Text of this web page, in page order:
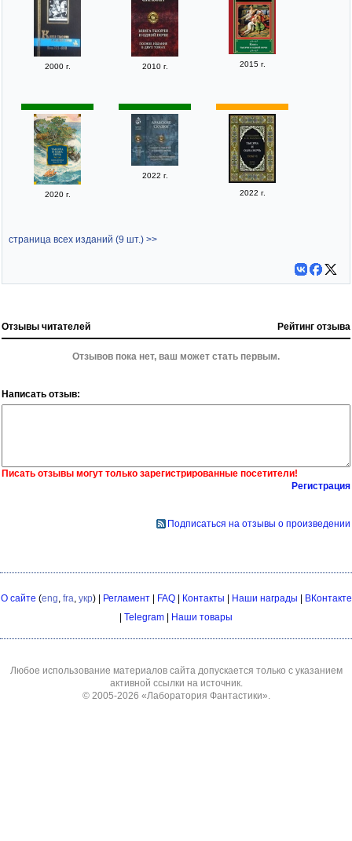
2000 г. 2010 г. 2015 г.
2020 г.
2022 г.
2022 г.
страница всех изданий (9 шт.) >>
Отзывы читателей Рейтинг отзыва
Отзывов пока нет, ваш может стать первым.
Написать отзыв:
Писать отзывы могут только зарегистрированные посетители!
Регистрация
Подписаться на отзывы о произведении
О сайте (eng fra укр) | Регламент| FAQ| Контакты | Наши награды | ВКонтакте
| Telegram | Наши товары
Любое использование материалов сайта допускается только с указанием
активной ссылки на источник.
© 2005-2026 «Лаборатория Фантастики»